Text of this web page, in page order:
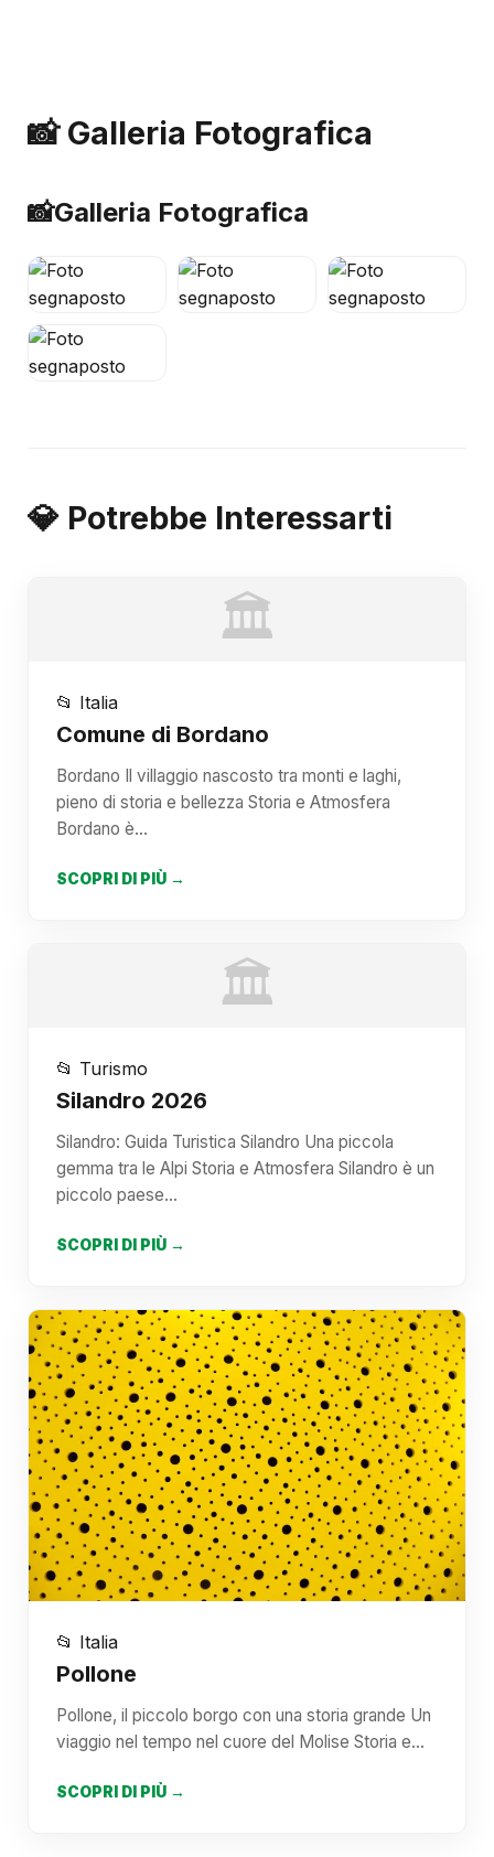
📸 Galleria Fotografica
📸Galleria Fotografica
💎 Potrebbe Interessarti
🏛️
📂 Italia
Comune di Bordano
Bordano Il villaggio nascosto tra monti e laghi,
pieno di storia e bellezza Storia e Atmosfera
Bordano è…
SCOPRI DI PIÙ →
🏛️
📂 Turismo
Silandro 2026
Silandro: Guida Turistica Silandro Una piccola
gemma tra le Alpi Storia e Atmosfera Silandro è un
piccolo paese…
SCOPRI DI PIÙ →
📂 Italia
Pollone
Pollone, il piccolo borgo con una storia grande Un
viaggio nel tempo nel cuore del Molise Storia e…
SCOPRI DI PIÙ →